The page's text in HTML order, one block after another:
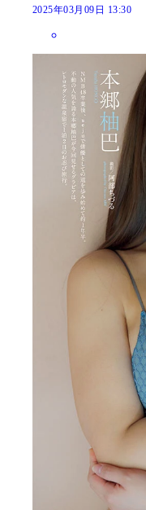
2025年03月09日 13:30